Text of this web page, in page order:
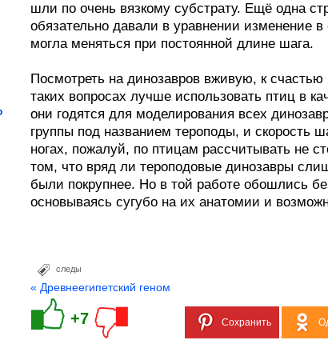
шли по очень вязкому субстрату. Ещё одна
обязательно давали в уравнении изменение в
могла меняться при постоянной длине шага.
Посмотреть на динозавров вживую, к
таких вопросах лучше использовать птиц в
они годятся для моделирования всех
группы под названием тероподы, и скорость
ногах, пожалуй, по птицам рассчитывать не
том, что вряд ли тероподовые динозавры
были покрупнее. Но в той работе обошлись
основываясь сугубо на их анатомии и
следы
« Древнеегипетский геном
+7 Сохранить